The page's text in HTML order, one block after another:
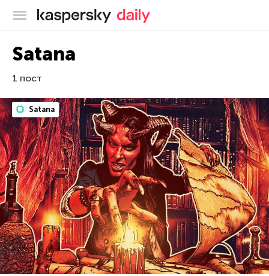
Блог Касперского
Satana
1 пост
Satana